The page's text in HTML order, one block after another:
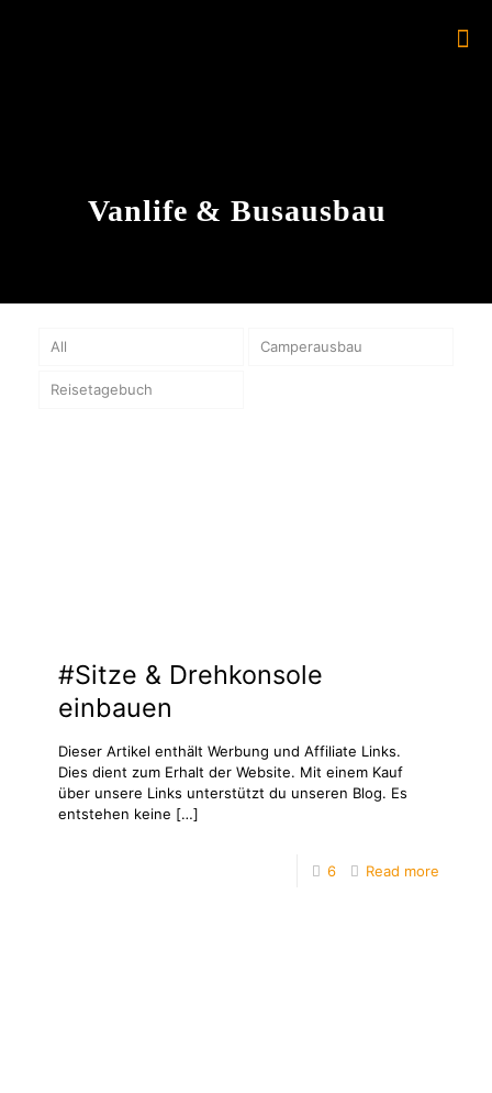
Vanlife & Busausbau
All Camperausbau
Reisetagebuch
#Sitze & Drehkonsole
einbauen
Dieser Artikel enthält Werbung und Affiliate Links.
Dies dient zum Erhalt der Website. Mit einem Kauf
über unsere Links unterstützt du unseren Blog. Es
entstehen keine […]
6 Read more